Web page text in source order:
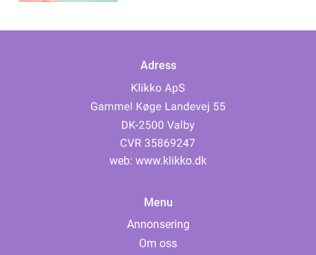
Adress
web: www.klikko.dk
Menu
Annonsering
Om oss